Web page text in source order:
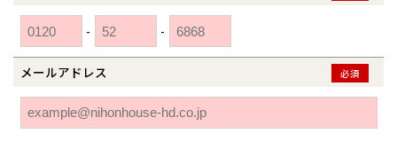
- -
メールアドレス 必須
広島
山口
宮崎
鹿児島
群馬県
伊勢崎
宮崎県
宮崎
鹿児島県
鹿児島